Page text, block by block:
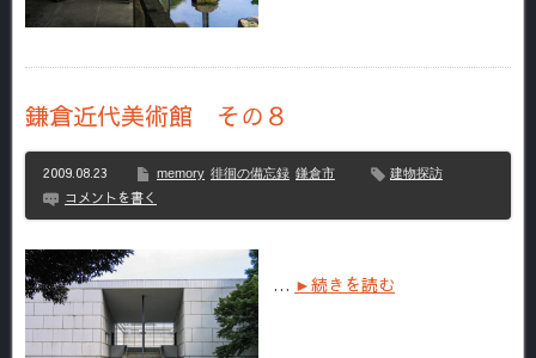
鎌倉近代美術館 その８
2009.08.23 memory 徘徊の備忘録 鎌倉市 建物探訪
コメントを書く
… ►続きを読む